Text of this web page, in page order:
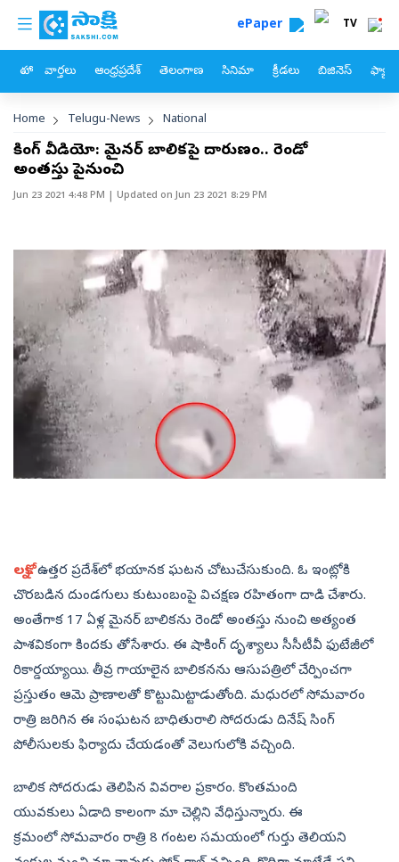
Skip to main content
custom menu ePaper TV
హోం వార్తలు ఆంధ్రప్రదేశ్ తెలంగాణ సినిమా క్రీడలు బిజినెస్
Breadcrumb
Home Telugu-News National
షాకింగ్‌ వీడియో: మైనర్‌ బాలికపై దారుణం.. రెండో
అంతస్తు పైనుంచి
Jun 23 2021 4:48 PM | Updated onJun 23 2021 8:29 PM
లక్నో:ఉత్తర ప్రదేశ్‌లో భయానక ఘటన చోటుచేసుకుంది. ఓ ఇంట్లోకి
చొరబడిన దుండగులు కుటుంబంపై విచక్షణ రహితంగా దాడి చేశారు.
అంతేగాక 17 ఏళ్ల మైనర్‌ బాలికను రెండో అంతస్తు నుంచి అత్యంత
పాశవికంగా కిందకు తోసేశారు. ఈ షాకింగ్‌ దృశ్యాలు సీసీటీవీ ఫుటేజీలో
రికార్డయ్యాయి. తీవ్ర గాయాలైన బాలికనను ఆసుపత్రిలో చేర్పించగా
ప్రస్తుతం ఆమె ప్రాణాలతో కొట్టుమిట్టాడుతోంది. మధురలో సోమవారం
రాత్రి జరిగిన ఈ సంఘటన బాధితురాలి సోదరుడు దినేష్‌ సింగ్‌
పోలీసులకు ఫిర్యాదు చేయడంతో వెలుగులోకి వచ్చింది.
బాలిక సోదరుడు తెలిపిన వివరాల ప్రకారం. కొంతమంది
యువకులు ఏడాది కాలంగా మా చెల్లిని వేధిస్తున్నారు. ఈ
క్రమంలో సోమవారం రాత్రి 8 గంటల సమయంలో గుర్తు తెలియని